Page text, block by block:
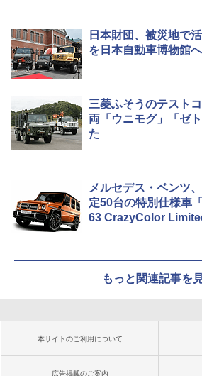
日本財団、被災地で
を日本自動車博物館
三菱ふそうのテスト
両「ウニモグ」「ゼ
た
メルセデス・ベンツ
定50台の特別仕様車
63 CrazyColor
もっと関連記事を
本サイトのご利用について
広告掲載のご案内